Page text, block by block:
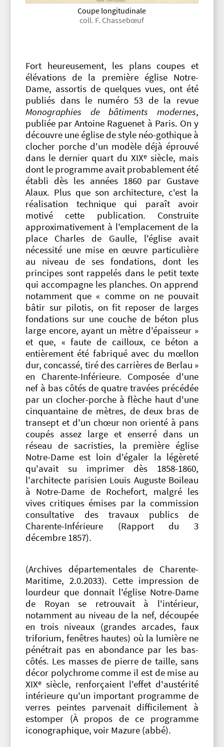
Coupe longitudinale
coll. F. Chassebœuf
Fort heureusement, les plans coupes et
élévations de la première église Notre-
Dame, assortis de quelques vues, ont été
publiés dans le numéro 53 de la revue
Monographies de bâtiments modernes,
publiée par Antoine Raguenet à Paris. On y
découvre une église de style néo-gothique à
clocher porche d'un modèle déjà éprouvé
dans le dernier quart du XIXe siècle, mais
dont le programme avait probablement été
établi dès les années 1860 par Gustave
Alaux. Plus que son architecture, c'est la
réalisation technique qui paraît avoir
motivé cette publication. Construite
approximativement à l'emplacement de la
place Charles de Gaulle, l'église avait
nécessité une mise en œuvre particulière
au niveau de ses fondations, dont les
principes sont rappelés dans le petit texte
qui accompagne les planches. On apprend
notamment que « comme on ne pouvait
bâtir sur pilotis, on fit reposer de larges
fondations sur une couche de béton plus
large encore, ayant un mètre d'épaisseur »
et que, « faute de cailloux, ce béton a
entièrement été fabriqué avec du mœllon
dur, concassé, tiré des carrières de Berlau »
en Charente-Inférieure. Composée d'une
nef à bas côtés de quatre travées précédée
par un clocher-porche à flèche haut d'une
cinquantaine de mètres, de deux bras de
transept et d'un chœur non orienté à pans
coupés assez large et enserré dans un
réseau de sacristies, la première église
Notre-Dame est loin d'égaler la légèreté
qu'avait su imprimer dès 1858-1860,
l'architecte parisien Louis Auguste Boileau
à Notre-Dame de Rochefort, malgré les
vives critiques émises par la commission
consultative des travaux publics de
Charente-Inférieure (Rapport du 3
décembre 1857).
(Archives départementales de Charente-
Maritime, 2.0.2033). Cette impression de
lourdeur que donnait l'église Notre-Dame
de Royan se retrouvait à l'intérieur,
notamment au niveau de la nef, découpée
en trois niveaux (grandes arcades, faux
triforium, fenêtres hautes) où la lumière ne
pénétrait pas en abondance par les bas-
côtés. Les masses de pierre de taille, sans
décor polychrome comme il est de mise au
XIXe siècle, renforçaient l'effet d'austérité
intérieure qu'un important programme de
verres peintes parvenait difficilement à
estomper (À propos de ce programme
iconographique, voir Mazure (abbé).